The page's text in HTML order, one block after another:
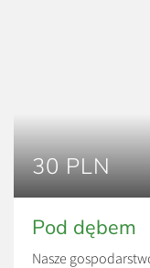
30 PLN
Pod dębem
Nasze